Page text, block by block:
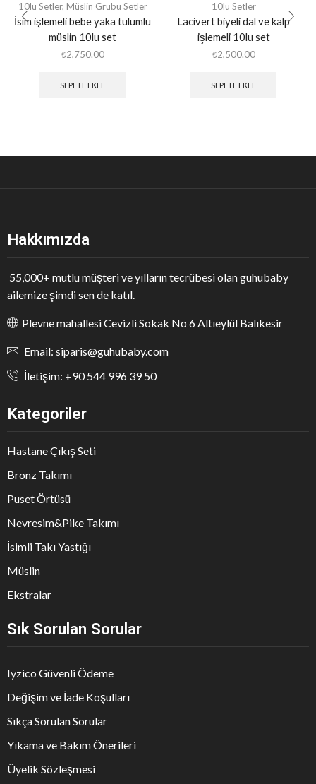
10lu Setler, Müslin Grubu Setler
İsim işlemeli bebe yaka tulumlu
müslin 10lu set
₺2,750.00
SEPETE EKLE
10lu Setler
Lacivert biyeli dal ve kalp
işlemeli 10lu set
₺2,500.00
SEPETE EKLE
Hakkımızda
55,000+ mutlu müşteri ve yılların tecrübesi olan guhubaby
ailemize şimdi sen de katıl.
Plevne mahallesi Cevizli Sokak No 6 Altıeylül Balıkesir
Email: siparis@guhubaby.com
İletişim: +90 544 996 39 50
Kategoriler
Hastane Çıkış Seti
Bronz Takımı
Puset Örtüsü
Nevresim&Pike Takımı
İsimli Takı Yastığı
Müslin
Ekstralar
Sık Sorulan Sorular
Iyzico Güvenli Ödeme
Değişim ve İade Koşulları
Sıkça Sorulan Sorular
Yıkama ve Bakım Önerileri
Üyelik Sözleşmesi